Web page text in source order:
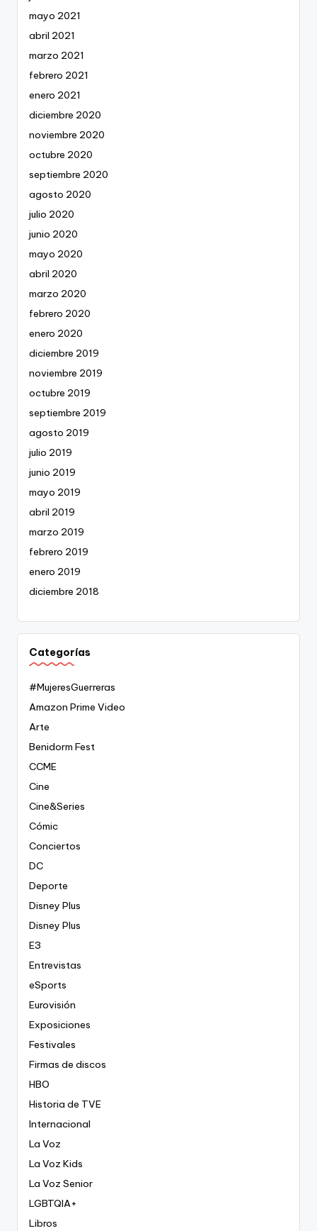
mayo 2021
abril 2021
marzo 2021
febrero 2021
enero 2021
diciembre 2020
noviembre 2020
octubre 2020
septiembre 2020
agosto 2020
julio 2020
junio 2020
mayo 2020
abril 2020
marzo 2020
febrero 2020
enero 2020
diciembre 2019
noviembre 2019
octubre 2019
septiembre 2019
agosto 2019
julio 2019
junio 2019
mayo 2019
abril 2019
marzo 2019
febrero 2019
enero 2019
diciembre 2018
Categorías
#MujeresGuerreras
Amazon Prime Video
Arte
Benidorm Fest
CCME
Cine
Cine&Series
Cómic
Conciertos
DC
Deporte
Disney Plus
Disney Plus
E3
Entrevistas
eSports
Eurovisión
Exposiciones
Festivales
Firmas de discos
HBO
Historia de TVE
Internacional
La Voz
La Voz Kids
La Voz Senior
LGBTQIA+
Libros